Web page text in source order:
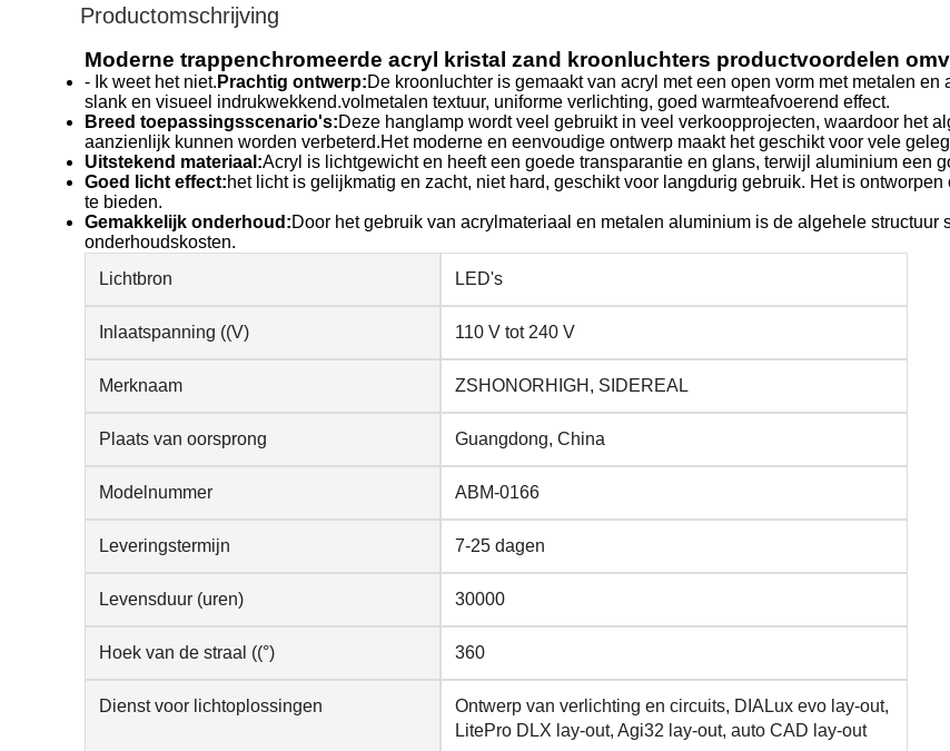
Productomschrijving
Moderne trappenchromeerde acryl kristal zand kroonluchters productvoordelen
- Ik weet het niet. Prachtig ontwerp:De kroonluchter is gemaakt van acryl met een open vorm met metalen
slank en visueel indrukwekkend.volmetalen textuur, uniforme verlichting, goed warmteafvoerend effect.
Breed toepassingsscenario's:Deze hanglamp wordt veel gebruikt in veel verkoopprojecten, waardoor het
aanzienlijk kunnen worden verbeterd.Het moderne en eenvoudige ontwerp maakt het geschikt voor vele
Uitstekend materiaal:Acryl is lichtgewicht en heeft een goede transparantie en glans, terwijl aluminium een
Goed licht effect:het licht is gelijkmatig en zacht, niet hard, geschikt voor langdurig gebruik. Het is
te bieden.
Gemakkelijk onderhoud:Door het gebruik van acrylmateriaal en metalen aluminium is de algehele
onderhoudskosten.
Lichtbron
LED's
Inlaatspanning ((V) 110 V tot 240 V
Merknaam ZSHONORHIGH, SIDEREAL
Plaats van oorsprong Guangdong, China
Modelnummer ABM-0166
Leveringstermijn 7-25 dagen
Levensduur (uren) 30000
Hoek van de straal ((°) 360
Dienst voor lichtoplossingen
Ontwerp van verlichting en circuits, DIALux evo lay-out,
LitePro DLX lay-out, Agi32 lay-out, auto CAD lay-out